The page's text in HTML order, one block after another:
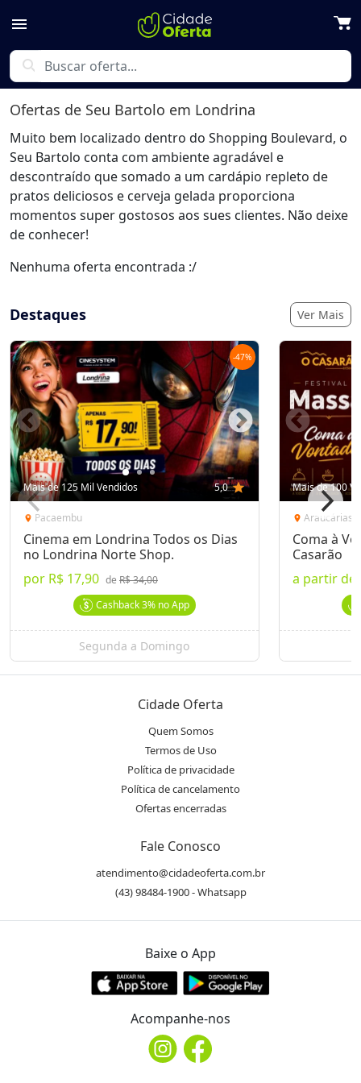
menu
search
Ofertas de Seu Bartolo em Londrina
Muito bem localizado dentro do Shopping Boulevard, o
Seu Bartolo conta com ambiente agradável e
descontraído que somado a um cardápio repleto de
pratos deliciosos e cerveja gelada proporciona
momentos super gostosos aos sues clientes. Não deixe
de conhecer!
Nenhuma oferta encontrada :/
Destaques Ver Mais
-47%
Mais de 125 Mil Vendidos 5,0 star
location_on Pacaembu
Cinema em Londrina Todos os Dias
no Londrina Norte Shop.
por R$ 17,90 deR$ 34,00
Cashback3%no App
Segunda a Domingo
Mais de 100
location_on Araucárias
Coma à
Casarão
a partir de
Cidade Oferta
Quem Somos
Termos de Uso
Política de privacidade
Política de cancelamento
Ofertas encerradas
Fale Conosco
atendimento@cidadeoferta.com.br
(43) 98484-1900 - Whatsapp
Baixe o App
Acompanhe-nos